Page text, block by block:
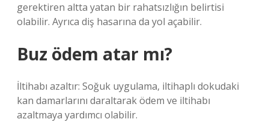
gerektiren altta yatan bir rahatsızlığın belirtisi
olabilir. Ayrıca diş hasarına da yol açabilir.
Buz ödem atar mı?
İltihabı azaltır: Soğuk uygulama, iltihaplı dokudaki
kan damarlarını daraltarak ödem ve iltihabı
azaltmaya yardımcı olabilir.